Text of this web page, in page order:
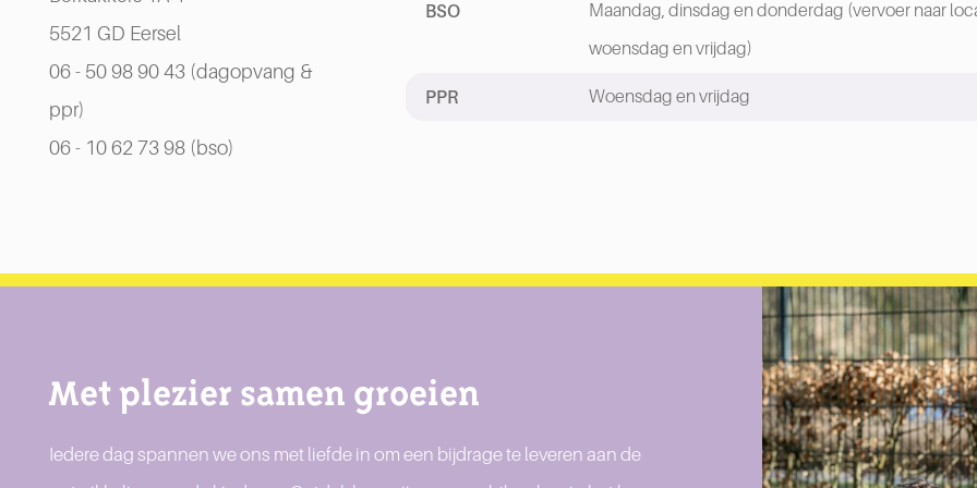
5521 GD Eersel
06 - 50 98 90 43 (dagopvang &
ppr)
06 - 10 62 73 98 (bso)
BSO
Maandag, dinsdag en donderdag (vervoer naar
woensdag en vrijdag)
PPR Woensdag en vrijdag
Met plezier samen groeien
Iedere dag spannen we ons met liefde in om een bijdrage te leveren aan de